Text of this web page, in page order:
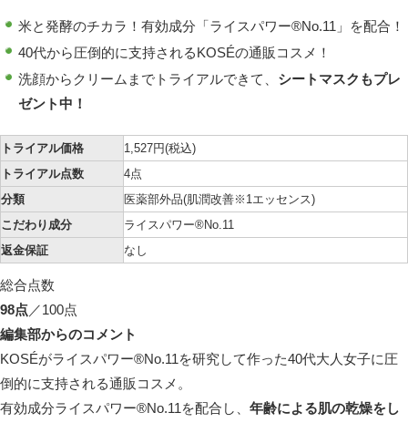
米と発酵のチカラ！ 有効成分「ライスパワー®No.11」を配合！
40代から圧倒的に支持されるKOSÉの通販コスメ！
洗顔からクリームまでトライアルできて、 シートマスクもプレ
ゼント中！
トライアル価格 1,527円(税込)
トライアル点数
4点
分類
医薬部外品(肌潤改善※1 エッセンス)
こだわり成分
ライスパワー®No.11
返金保証
なし
総合点数
98点／100点
編集部からのコメント
KOSÉがライスパワー®No.11を研究して作った40代大人女子に圧
倒的に支持される通販コスメ。
有効成分ライスパワー®No.11を配合 し、 年齢による肌の乾燥をし